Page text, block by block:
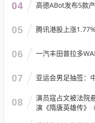
04 高德ABot发布5款
05 腾讯港股上涨
06 一汽丰田普拉多
07 亚运会男足抽签：
08
演员寇占文被法院
演《隋唐英雄传》